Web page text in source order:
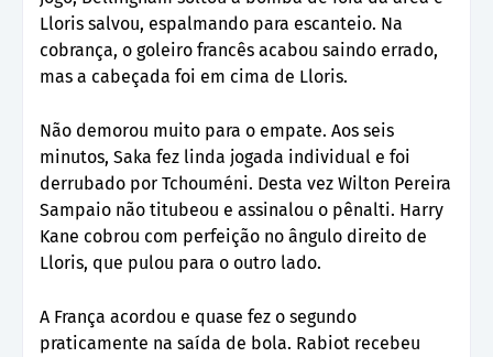
Lloris salvou, espalmando para escanteio. Na
cobrança, o goleiro francês acabou saindo errado,
mas a cabeçada foi em cima de Lloris.
Não demorou muito para o empate. Aos seis
minutos, Saka fez linda jogada individual e foi
derrubado por Tchouméni. Desta vez Wilton Pereira
Sampaio não titubeou e assinalou o pênalti. Harry
Kane cobrou com perfeição no ângulo direito de
Lloris, que pulou para o outro lado.
A França acordou e quase fez o segundo
praticamente na saída de bola. Rabiot recebeu